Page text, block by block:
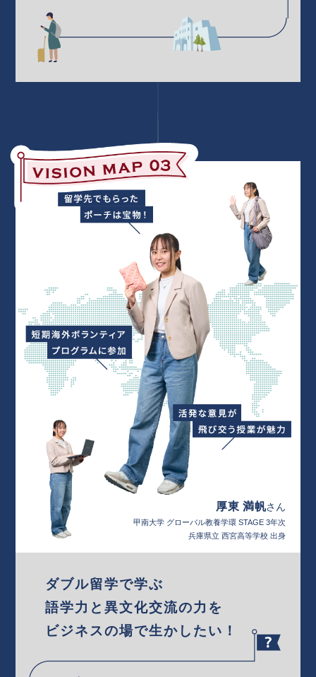
厚東 満帆さん
甲南大学 グローバル教養学環 STAGE 3年次
兵庫県立 西宮高等学校 出身
ダブル留学で学ぶ
語学力と異文化交流の力を
ビジネスの場で生かしたい！